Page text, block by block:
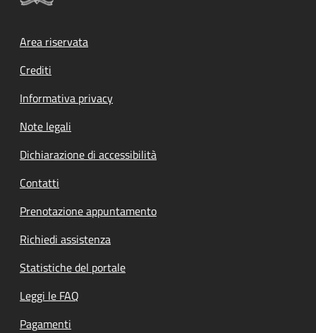
Footer menu
Area riservata
Crediti
Informativa privacy
Note legali
Dichiarazione di accessibilità
Contatti
Prenotazione appuntamento
Richiedi assistenza
Statistiche del portale
Leggi le FAQ
Pagamenti